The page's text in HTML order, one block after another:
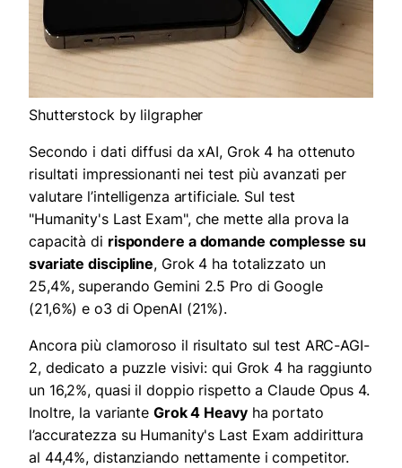
Shutterstock by lilgrapher
Secondo i dati diffusi da xAI, Grok 4 ha ottenuto
risultati impressionanti nei test più avanzati per
valutare l’intelligenza artificiale. Sul test
"Humanity's Last Exam", che mette alla prova la
capacità di rispondere a domande complesse su
svariate discipline, Grok 4 ha totalizzato un
25,4%, superando Gemini 2.5 Pro di Google
(21,6%) e o3 di OpenAI (21%).
Ancora più clamoroso il risultato sul test ARC-AGI-
2, dedicato a puzzle visivi: qui Grok 4 ha raggiunto
un 16,2%, quasi il doppio rispetto a Claude Opus 4.
Inoltre, la variante Grok 4 Heavyha portato
l’accuratezza su Humanity's Last Exam addirittura
al 44,4%, distanziando nettamente i competitor.